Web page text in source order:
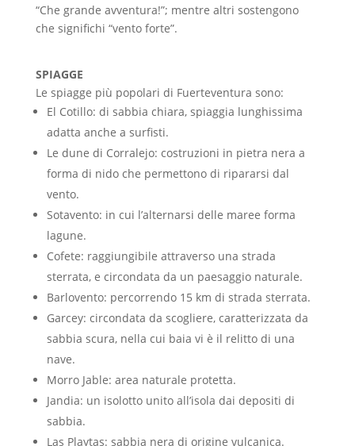
“Che grande avventura!”; mentre altri sostengono
che significhi “vento forte”.
SPIAGGE
Le spiagge più popolari di Fuerteventura sono:
El Cotillo: di sabbia chiara, spiaggia lunghissima
adatta anche a surfisti.
Le dune di Corralejo: costruzioni in pietra nera a
forma di nido che permettono di ripararsi dal
vento.
Sotavento: in cui l’alternarsi delle maree forma
lagune.
Cofete: raggiungibile attraverso una strada
sterrata, e circondata da un paesaggio naturale.
Barlovento: percorrendo 15 km di strada sterrata.
Garcey: circondata da scogliere, caratterizzata da
sabbia scura, nella cui baia vi è il relitto di una
nave.
Morro Jable: area naturale protetta.
Jandia: un isolotto unito all’isola dai depositi di
sabbia.
Las Playtas: sabbia nera di origine vulcanica.